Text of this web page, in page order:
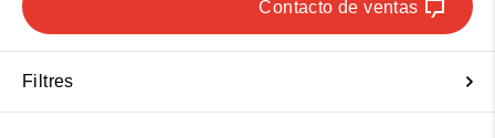
Contacto de ventas
Filtres